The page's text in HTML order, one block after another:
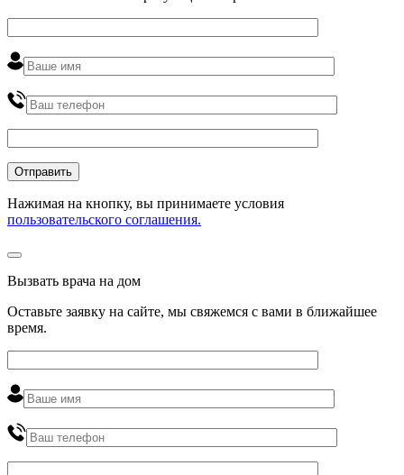
Нажимая на кнопку, вы принимаете условия
пользовательского соглашения.
Вызвать врача на дом
Оставьте заявку на сайте, мы свяжемся с вами в ближайшее
время.